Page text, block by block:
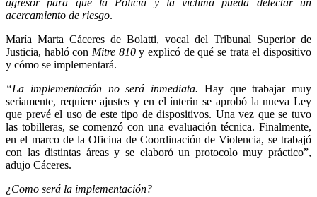
acercamiento de riesgo.
María Marta Cáceres de Bolatti, vocal del Tribunal Superior de
Justicia, habló con Mitre 810y explicó de qué se trata el dispositivo
y cómo se implementará.
“La implementación no será inmediata. Hay que trabajar muy
seriamente, requiere ajustes y en el ínterin se aprobó la nueva Ley
que prevé el uso de este tipo de dispositivos. Una vez que se tuvo
las tobilleras, se comenzó con una evaluación técnica. Finalmente,
en el marco de la Oficina de Coordinación de Violencia, se trabajó
con las distintas áreas y se elaboró un protocolo muy práctico”,
adujo Cáceres.
¿Como será la implementación?